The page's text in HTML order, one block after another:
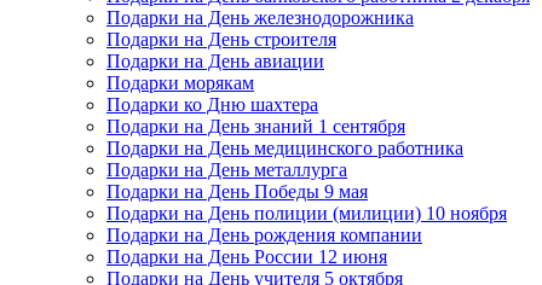
Подарки на День железнодорожника
Подарки на День строителя
Подарки на День авиации
Подарки морякам
Подарки ко Дню шахтера
Подарки на День знаний 1 сентября
Подарки на День медицинского работника
Подарки на День металлурга
Подарки на День Победы 9 мая
Подарки на День полиции (милиции) 10 ноября
Подарки на День рождения компании
Подарки на День России 12 июня
Подарки на День учителя 5 октября